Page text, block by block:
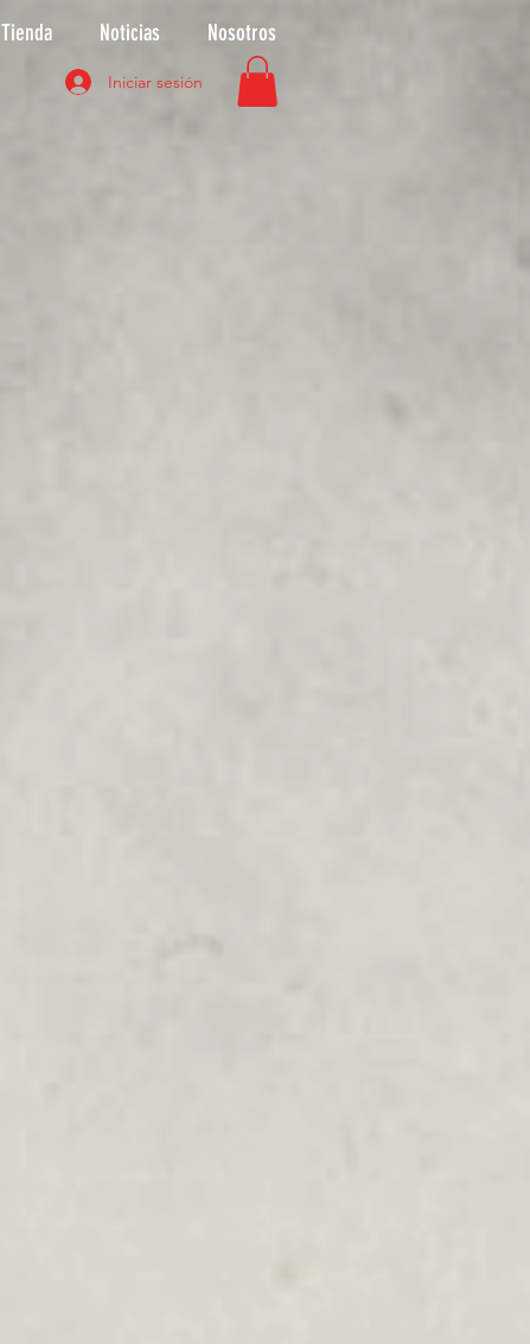
Tienda Noticias Nosotros
Iniciar sesión